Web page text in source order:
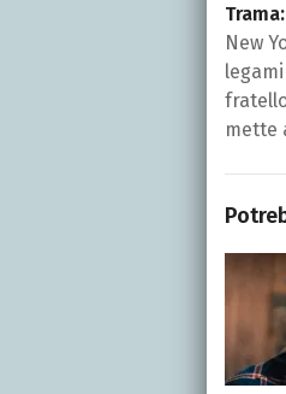
Trama:
New
mette